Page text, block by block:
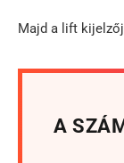
Majd a lift
A